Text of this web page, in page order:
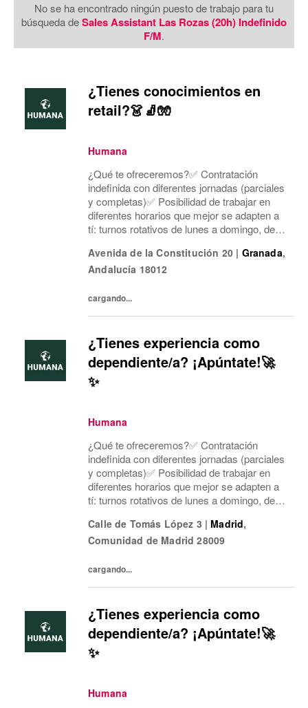
No se ha encontrado ningún puesto de trabajo para tu
búsqueda deSales Assistant Las Rozas (20h) Indefinido
F/M.
¿Tienes conocimientos en
retail?👗🧦🧤
Humana
¿Qué te ofreceremos?✅ Contratación
indefinida con diferentes jornadas (parciales
y completas)✅ Posibilidad de trabajar en
diferentes horarios que mejor se adapten a
tí: turnos rotativos de lunes a domingo, de
laboral en cinco días a la semana y dos días
mí...
Avenida de la Constitución 20 | Granada,
Andalucía 18012
cargando...
¿Tienes experiencia como
dependiente/a? ¡Apúntate!🚀
✨
Humana
¿Qué te ofreceremos?✅ Contratación
indefinida con diferentes jornadas (parciales
y completas)✅ Posibilidad de trabajar en
diferentes horarios que mejor se adapten a
tí: turnos rotativos de lunes a domingo, de
laboral en cinco días a la semana y dos días
mí...
Calle de Tomás López 3 | Madrid,
Comunidad de Madrid 28009
cargando...
¿Tienes experiencia como
dependiente/a? ¡Apúntate!🚀
✨
Humana